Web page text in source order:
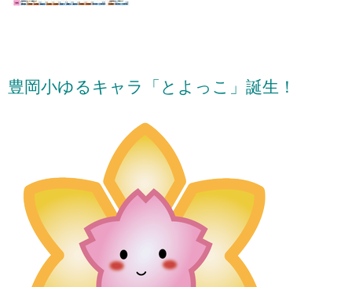
豊岡小ゆるキャラ「とよっこ」誕生！